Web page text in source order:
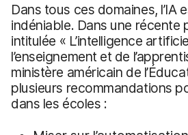
Dans tous ces domaines, l’IA
indéniable. Dans une récente
intitulée « L’intelligence
l’enseignement et de
ministère américain de
plusieurs recommandations
dans les écoles :